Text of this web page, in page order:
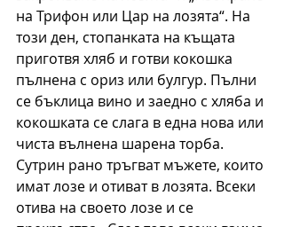
на Трифон или Цар на лозята“. На
този ден, стопанката на къщата
приготвя хляб и готви кокошка
пълнена с ориз или булгур. Пълни
се бъклица вино и заедно с хляба и
кокошката се слага в една нова или
чиста вълнена шарена торба.
Сутрин рано тръгват мъжете, които
имат лозе и отиват в лозята. Всеки
отива на своето лозе и се